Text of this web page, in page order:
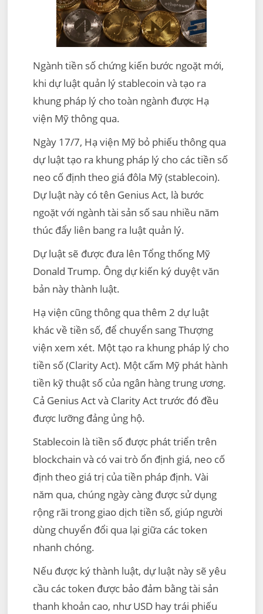
Ngành tiền số chứng kiến bước ngoặt mới,
khi dự luật quản lý stablecoin và tạo ra
khung pháp lý cho toàn ngành được Hạ
viện Mỹ thông qua.
Ngày 17/7, Hạ viện Mỹ bỏ phiếu thông qua
dự luật tạo ra khung pháp lý cho các tiền số
neo cố định theo giá đôla Mỹ (stablecoin).
Dự luật này có tên Genius Act, là bước
ngoặt với ngành tài sản số sau nhiều năm
thúc đẩy liên bang ra luật quản lý.
Dự luật sẽ được đưa lên Tổng thống Mỹ
Donald Trump. Ông dự kiến ký duyệt văn
bản này thành luật.
Hạ viện cũng thông qua thêm 2 dự luật
khác về tiền số, để chuyển sang Thượng
viện xem xét. Một tạo ra khung pháp lý cho
tiền số (Clarity Act). Một cấm Mỹ phát hành
tiền kỹ thuật số của ngân hàng trung ương.
Cả Genius Act và Clarity Act trước đó đều
được lưỡng đảng ủng hộ.
Stablecoin là tiền số được phát triển trên
blockchain và có vai trò ổn định giá, neo cố
định theo giá trị của tiền pháp định. Vài
năm qua, chúng ngày càng được sử dụng
rộng rãi trong giao dịch tiền số, giúp người
dùng chuyển đổi qua lại giữa các token
nhanh chóng.
Nếu được ký thành luật, dự luật này sẽ yêu
cầu các token được bảo đảm bằng tài sản
thanh khoản cao, như USD hay trái phiếu